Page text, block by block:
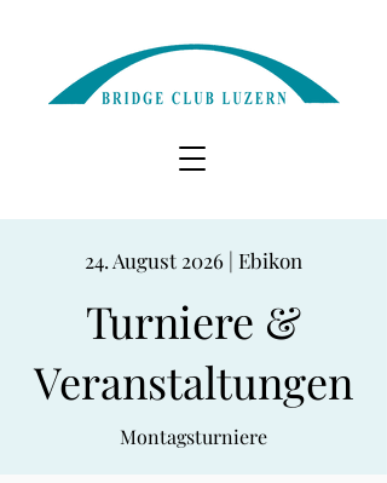
24. August 2026 | Ebikon
Turniere &
Veranstaltungen
Montagsturniere